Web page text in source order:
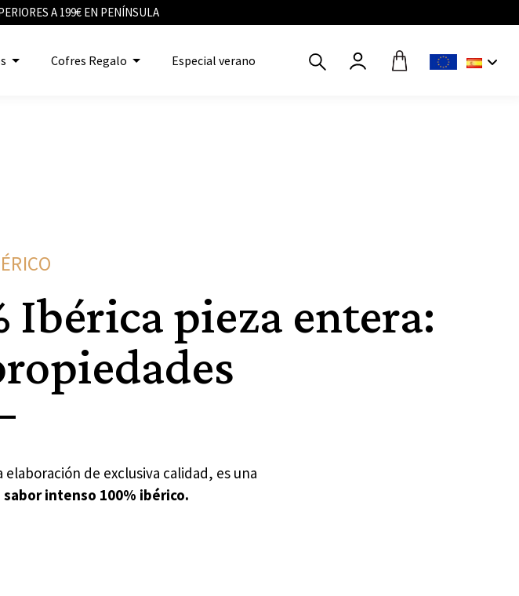
A 199€ EN PENÍNSULA
Cofres Regalo Especial verano
Ibérica pieza entera:
elaboración de exclusiva calidad, es una
sabor intenso 100% ibérico.